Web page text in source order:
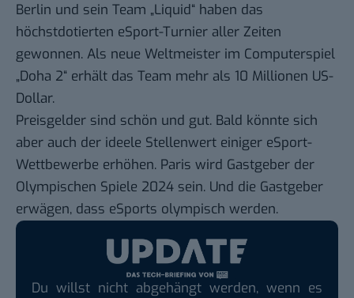
Berlin und sein Team „Liquid“ haben das
höchstdotierten eSport-Turnier aller Zeiten
gewonnen. Als neue Weltmeister im Computerspiel
„Doha 2“ erhält das Team mehr als 10 Millionen US-
Dollar.
Preisgelder sind schön und gut. Bald könnte sich
aber auch der ideele Stellenwert einiger eSport-
Wettbewerbe erhöhen. Paris wird Gastgeber der
Olympischen Spiele 2024 sein. Und die Gastgeber
erwägen, dass eSports olympisch werden.
Du willst nicht abgehängt werden, wenn es